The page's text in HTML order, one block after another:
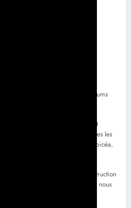
feuilles de Chêne, pourquoi et
d’arbres dans nos aquariums?
feuilles pour nos aquariums
dans nos aquariums? Et oui c’est
être très bénéfique! Presque toutes les
à l’exception des résineux (épicéa,
de la tourbe (pas de destruction
on les trouve à côté de chez nous